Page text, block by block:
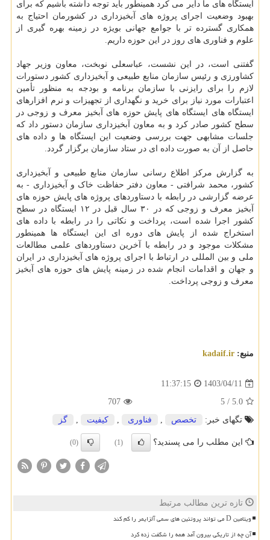
ایستگاه های ما دایر می کرد همینطور باید توجه داشته باشیم که برای
بهبود وضعیت اجرای پروژه های آبخیزداری در کشورمان احتیاج به
همکاری گسترده تر با جوامع جهانی بویژه در زمینه بهره گیری از
علوم و فناوری های روز در این حوزه داریم.
گفتنی است، در این نشست، عباسعلی نوبخت، معاون وزیر جهاد
کشاورزی و رئیس سازمان منابع طبیعی و آبخیزداری کشور دستورات
لازم را برای رایزنی با سازمان برنامه و بودجه به منظور تأمین
اعتبارات مورد نیاز برای خرید و نگهداری از تجهیزات و نرم افزارهای
ایستگاه های ایستگاه های پایش حوزه های آبخیز معرف و زوجی در
سطح کشور صادر کرد و به معاون آبخیزداری سازمان دستور داد که
جلسات مشابهی جهت بررسی وضعیت این ایستگاه ها و داده های
حاصل از آن به صورت داده ای در ستاد سازمان برگزار گردد.
به گزارش مرکز اطلاع رسانی سازمان منابع طبیعی و آبخیزداری
کشور، محمد شرافتی - معاون دفتر حفاظت خاک و آبخیزداری - به
عرضه گزارشی در رابطه با دستاوردهای پروژه های پایش حوزه های
آبخیز معرف و زوجی که در ۳۰ سال قبل در ۱۲ ایستگاه در سطح
کشور اجرا شده است، پرداخت و نکاتی را در رابطه با داده های
استخراج شده از پایش های دوره ای این ایستگاه ها همینطور
مشکلات موجود و در رابطه با آخرین دستاوردهای علمی مطالعات
ملی و بین المللی در ارتباط با اجرای پروژه های آبخیزداری در ایران
و جهان و اقدامات انجام شده در زمینه پایش های حوزه های آبخیز
معرف و زوجی پرداخت.
منبع: kadaif.ir
1403/04/11
11:37:15
5.0
/
5
707
تگهای خبر:
تخصص , فناوری , كیفیت , گز
این مطلب را می پسندید؟ (1)
(0)
تازه ترین مطالب مرتبط
ویتامین D می تواند پروتئین های سمی آلزایمر را کم کند
آن چه از تاریکی بیرون آمد همه را شگفت زده کرد